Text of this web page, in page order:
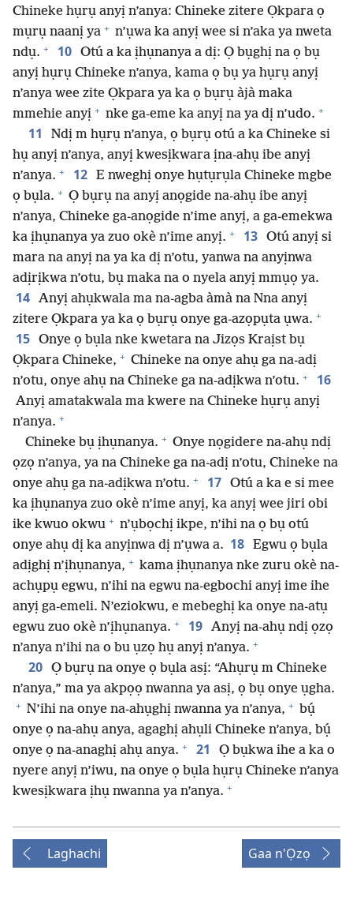
Chineke hụrụ anyị n’anya: Chineke zitere Ọkpara ọ
mụrụ naanị ya + n’ụwa ka anyị wee si n’aka ya nweta
ndụ. + 10 Otú a ka ịhụnanya a dị: Ọ bụghị na ọ bụ
anyị hụrụ Chineke n’anya, kama ọ bụ ya hụrụ anyị
n’anya wee zite Ọkpara ya ka ọ bụrụ àjà maka
mmehie anyị + nke ga-eme ka anyị na ya dị n’udo. +
11
Ndị m hụrụ n’anya, ọ bụrụ otú a ka Chineke si
hụ anyị n’anya, anyị kwesịkwara ịna-ahụ ibe anyị
n’anya. + 12 E nweghị onye hụtụrụla Chineke mgbe
ọ bụla. + Ọ bụrụ na anyị anọgide na-ahụ ibe anyị
n’anya, Chineke ga-anọgide n’ime anyị, a ga-emekwa
ka ịhụnanya ya zuo okè n’ime anyị. + 13 Otú anyị si
mara na anyị na ya ka dị n’otu, yanwa na anyịnwa
adịrịkwa n’otu, bụ maka na o nyela anyị mmụọ ya.
14 Anyị ahụkwala ma na-agba àmà na Nna anyị
zitere Ọkpara ya ka ọ bụrụ onye ga-azọpụta ụwa. +
15 Onye ọ bụla nke kwetara na Jizọs Kraịst bụ
Ọkpara Chineke, + Chineke na onye ahụ ga na-adị
n’otu, onye ahụ na Chineke ga na-adịkwa n’otu. + 16
Anyị amatakwala ma kwere na Chineke hụrụ anyị
n’anya. +
Chineke bụ ịhụnanya. + Onye nọgidere na-ahụ ndị
ọzọ n’anya, ya na Chineke ga na-adị n’otu, Chineke na
onye ahụ ga na-adịkwa n’otu. + 17 Otú a ka e si mee
ka ịhụnanya zuo okè n’ime anyị, ka anyị wee jiri obi
ike kwuo okwu + n’ụbọchị ikpe, n’ihi na ọ bụ otú
onye ahụ dị ka anyịnwa dị n’ụwa a. 18 Egwu ọ bụla
adịghị n’ịhụnanya, + kama ịhụnanya nke zuru okè na-
achụpụ egwu, n’ihi na egwu na-egbochi anyị ime ihe
anyị ga-emeli. N’eziokwu, e mebeghị ka onye na-atụ
egwu zuo okè n’ịhụnanya. + 19 Anyị na-ahụ ndị ọzọ
n’anya n’ihi na o bu ụzọ hụ anyị n’anya. +
20 Ọ bụrụ na onye ọ bụla asị: “Ahụrụ m Chineke
n’anya,” ma ya akpọọ nwanna ya asị, ọ bụ onye ụgha.
+ N’ihi na onye na-ahụghị nwanna ya n’anya, + bụ́
onye ọ na-ahụ anya, agaghị ahụli Chineke n’anya, bụ́
onye ọ na-anaghị ahụ anya. + 21
Ọ bụkwa ihe a ka o
nyere anyị n’iwu, na onye ọ bụla hụrụ Chineke n’anya
kwesịkwara ịhụ nwanna ya n’anya. +
Laghachi Gaa n'Ọzọ